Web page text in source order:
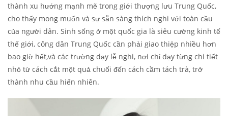
thành xu hướng mạnh mẽ trong giới thượng lưu Trung Quốc,
cho thấy mong muốn và sự sẵn sàng thích nghi với toàn cầu
của người dân. Sinh sống ở một quốc gia là siêu cường kinh tế
thế giới, công dân Trung Quốc cần phải giao thiệp nhiều hơn
bao giờ hết,và các trường dạy lễ nghi, nơi chỉ dạy từng chi tiết
nhỏ từ cách cắt một quả chuối đến cách cầm tách trà, trở
thành nhu cầu hiển nhiên.